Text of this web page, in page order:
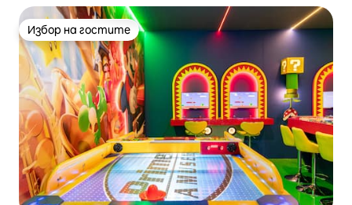
Избор на гостите
Избор на гостите